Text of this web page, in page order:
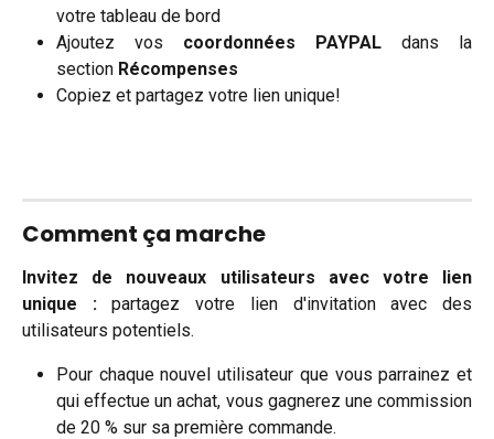
votre tableau de bord
Ajoutez vos coordonnées PAYPAL dans la
section Récompenses
Copiez et partagez votre lien unique!
Comment ça marche
Invitez de nouveaux utilisateurs avec votre lien
unique :partagez votre lien d'invitation avec des
utilisateurs potentiels.
Pour chaque nouvel utilisateur que vous parrainez et
qui effectue un achat, vous gagnerez une commission
de 20 % sur sa première commande.